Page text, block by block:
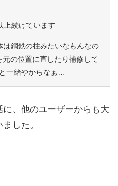
上続けています
鋼鉄の柱みたいなもんなの
の位置に直したり補修して
一緒やからなぁ…
、他のユーザーからも大
した。